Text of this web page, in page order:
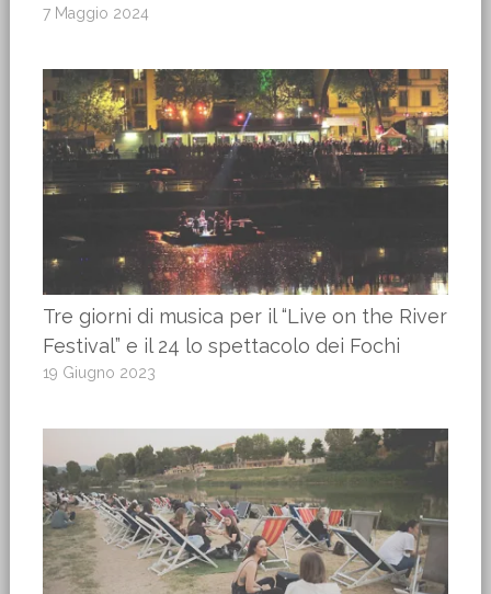
7 Maggio 2024
Tre giorni di musica per il “Live on the River
Festival” e il 24 lo spettacolo dei Fochi
19 Giugno 2023